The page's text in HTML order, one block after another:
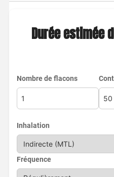
Durée estimée
Nombre de flacons
Inhalation
Fréquence